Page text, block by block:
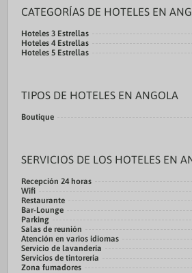
CATEGORÍAS DE HOTELES EN
Hoteles 3 Estrellas
Hoteles 4 Estrellas
Hoteles 5 Estrellas
TIPOS DE HOTELES EN ANGOLA
Boutique
SERVICIOS DE LOS HOTELES EN
Recepción 24 horas
Wifi
Restaurante
Bar-Lounge
Parking
Salas de reunión
Atención en varios idiomas
Servicio de lavandería
Servicios de tintorería
Zona fumadores